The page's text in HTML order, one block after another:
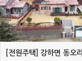
[전원주택] 강하면 동오리